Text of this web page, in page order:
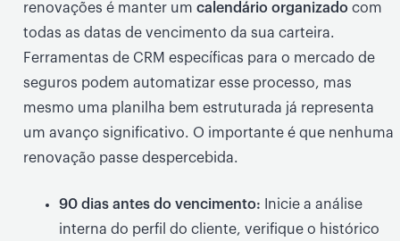
renovações é manter umcalendário organizado com
todas as datas de vencimento da sua carteira.
Ferramentas de CRM específicas para o mercado de
seguros podem automatizar esse processo, mas
mesmo uma planilha bem estruturada já representa
um avanço significativo. O importante é que nenhuma
renovação passe despercebida.
90 dias antes do vencimento: Inicie a análise
interna do perfil do cliente, verifique o histórico